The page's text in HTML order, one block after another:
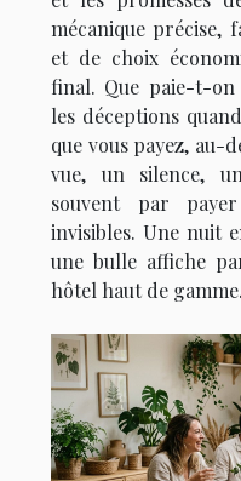
mécanique précise,
et de choix
final. Que paie-t-
les déceptions
que vous payez,
vue, un silence,
souvent par
invisibles. Une nuit
une bulle affiche
hôtel haut de